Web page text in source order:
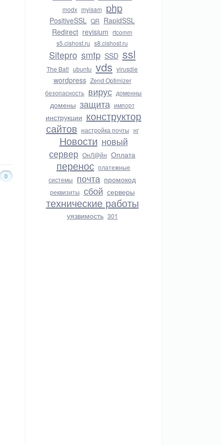
0
modx myisam php
PositiveSSL QR RapidSSL
Redirect revisium rtcomm
s5.cishost.ru s8.cishost.ru
Sitepro smtp SSD ssl
The Bat! ubuntu vds virusdie
wordpress Zend Optimizer
безопасность вирус доменны
домены защита импорт
инструкции конструктор
сайтов настройка почты нг
Новости новый
сервер ОнЛ@йн Оплата
перенос платежные
системы почта промокод
реквизиты сбой серверы
технические работы
уязвимость 301